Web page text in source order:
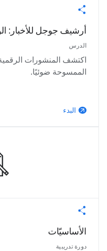
أرشيف جوجل للأخبار:
الدرس
اكتشف المنشورات
الممسوحة ضوئيًا.
arrow_outward البدء
الأساسيّات
دورة تدريبية